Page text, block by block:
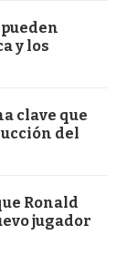
y los
clave que
del
Ronald
jugador